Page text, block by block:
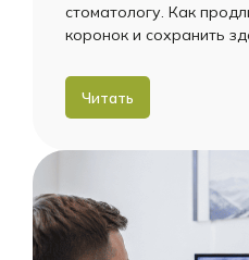
стоматологу. Как
коронок и сохранить
Читать